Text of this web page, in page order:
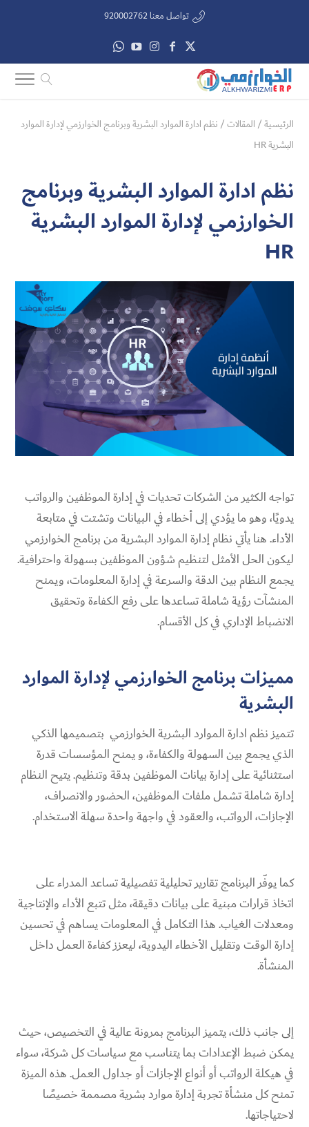
تواصل معنا 920002762
الرئيسية/ المقالات/ نظم ادارة الموارد البشرية وبرنامج الخوارزمي لإدارة الموارد
البشرية HR
نظم ادارة الموارد البشرية وبرنامج
الخوارزمي لإدارة الموارد البشرية
HR
تواجه الكثير من الشركات تحديات في إدارة الموظفين والرواتب
يدويًا، وهو ما يؤدي إلى أخطاء في البيانات وتشتت في متابعة
الأداء. هنا يأتي نظام إدارة الموارد البشرية من برنامج الخوارزمي
ليكون الحل الأمثل لتنظيم شؤون الموظفين بسهولة واحترافية.
يجمع النظام بين الدقة والسرعة في إدارة المعلومات، ويمنح
المنشآت رؤية شاملة تساعدها على رفع الكفاءة وتحقيق
الانضباط الإداري في كل الأقسام.
مميزات برنامج الخوارزمي لإدارة الموارد
البشرية
تتميز نظم ادارة الموارد البشرية الخوارزمي بتصميمها الذكي
الذي يجمع بين السهولة والكفاءة، و يمنح المؤسسات قدرة
استثنائية على إدارة بيانات الموظفين بدقة وتنظيم. يتيح النظام
إدارة شاملة تشمل ملفات الموظفين، الحضور والانصراف،
الإجازات، الرواتب، والعقود في واجهة واحدة سهلة الاستخدام.
كما يوفّر البرنامج تقارير تحليلية تفصيلية تساعد المدراء على
اتخاذ قرارات مبنية على بيانات دقيقة، مثل تتبع الأداء والإنتاجية
ومعدلات الغياب. هذا التكامل في المعلومات يساهم في تحسين
إدارة الوقت وتقليل الأخطاء اليدوية، ليعزز كفاءة العمل داخل
المنشأة.
إلى جانب ذلك، يتميز البرنامج بمرونة عالية في التخصيص، حيث
يمكن ضبط الإعدادات بما يتناسب مع سياسات كل شركة، سواء
في هيكلة الرواتب أو أنواع الإجازات أو جداول العمل. هذه الميزة
تمنح كل منشأة تجربة إدارة موارد بشرية مصممة خصيصًا
لاحتياجاتها.